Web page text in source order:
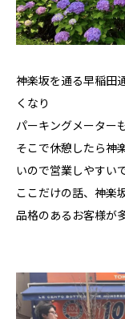
神楽坂を通る早稲田
くなり
パーキングメーター
そこで休憩したら神
いので営業しやすいで
ここだけの話、神楽
品格のあるお客様が